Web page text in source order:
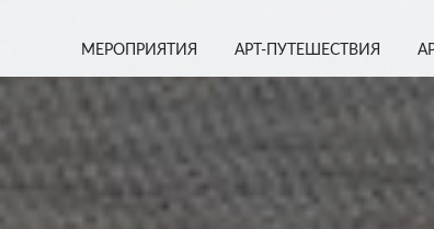
МЕРОПРИЯТИЯ АРТ-ПУТЕШЕСТВИЯ